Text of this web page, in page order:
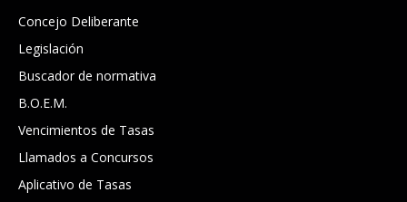
Concejo Deliberante
Legislación
Buscador de normativa
B.O.E.M.
Vencimientos de Tasas
Llamados a Concursos
Aplicativo de Tasas